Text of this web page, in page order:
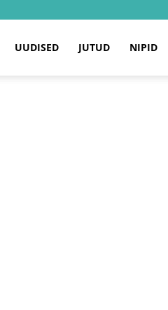
UUDISED JUTUD NIPID